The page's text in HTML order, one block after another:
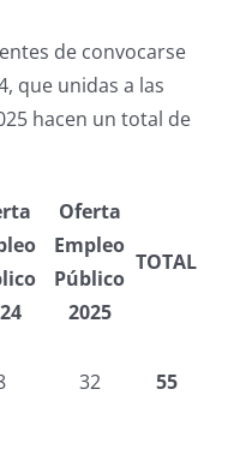
de convocarse
que unidas a las
hacen un total de
Oferta
Empleo
Público
2025
TOTAL
32 55